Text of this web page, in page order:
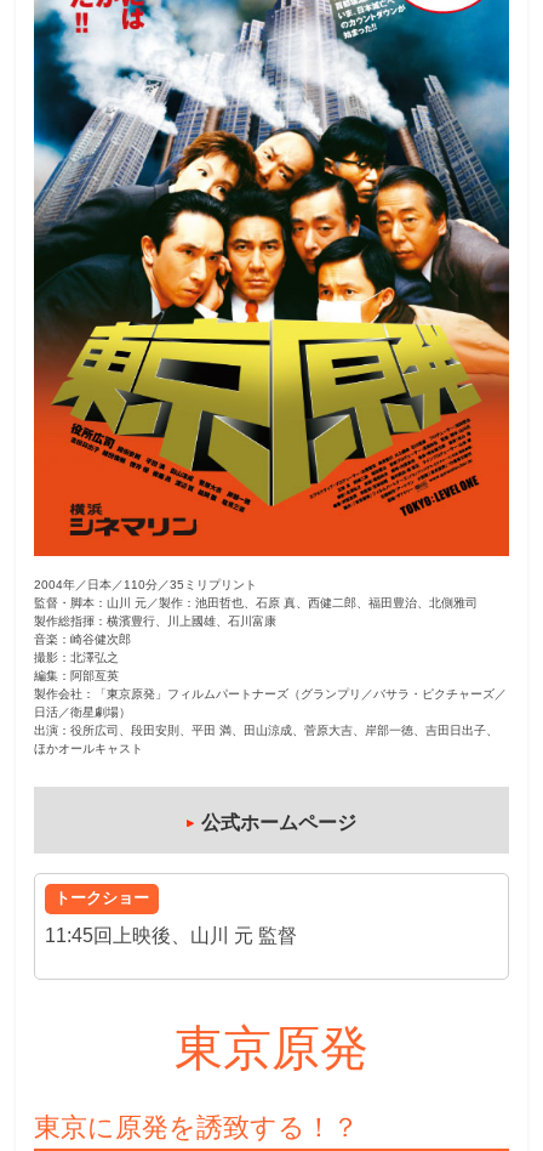
2004年／日本／110分／35ミリプリント
監督・脚本：山川 元／製作：池田哲也、石原 真、西健二郎、福田豊治、北側雅司
製作総指揮：横濱豊行、川上國雄、石川富康
音楽：崎谷健次郎
撮影：北澤弘之
編集：阿部亙英
製作会社：「東京原発」フィルムパートナーズ（グランプリ／バサラ・ピクチャーズ／
日活／衛星劇場）
出演：役所広司、段田安則、平田 満、田山涼成、菅原大吉、岸部一徳、吉田日出子、
ほかオールキャスト
公式ホームページ
トークショー
11:45回上映後、山川 元 監督
東京原発
東京に原発を誘致する！？